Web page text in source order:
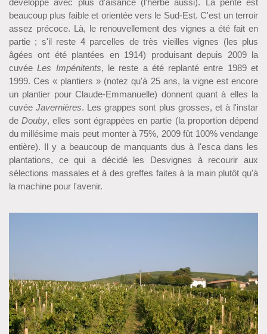
développe avec plus d'aisance (l'herbe aussi). La pente est
beaucoup plus faible et orientée vers le Sud-Est. C'est un terroir
assez précoce. Là, le renouvellement des vignes a été fait en
partie ; s'il reste 4 parcelles de très vieilles vignes (les plus
âgées ont été plantées en 1914) produisant depuis 2009 la
cuvéeLes Impénitents, le reste a été replanté entre 1989 et
1999. Ces « plantiers » (notez qu'à 25 ans, la vigne est encore
un plantier pour Claude-Emmanuelle) donnent quant à elles la
cuvéeJavernières. Les grappes sont plus grosses, et à l'instar
deDouby, elles sont égrappées en partie (la proportion dépend
du millésime mais peut monter à 75%, 2009 fût 100% vendange
entière). Il y a beaucoup de manquants dus à l'esca dans les
plantations, ce qui a décidé les Desvignes à recourir aux
sélections massales et à des greffes faites à la main plutôt qu'à
la machine pour l'avenir.